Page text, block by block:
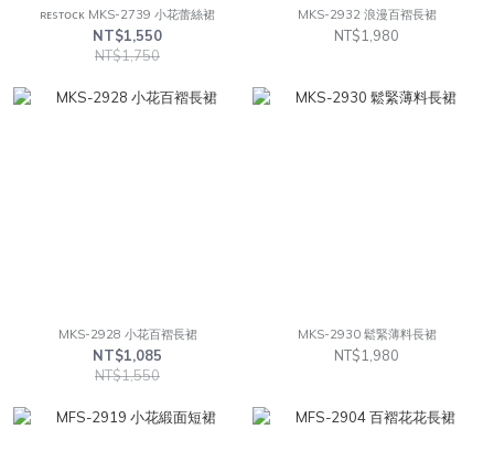
ʀᴇsᴛᴏᴄᴋ MKS-2739 小花蕾絲裙
NT$1,550
NT$1,750
MKS-2932 浪漫百褶長裙
NT$1,980
MKS-2928 小花百褶長裙
NT$1,085
NT$1,550
MKS-2930 鬆緊薄料長裙
NT$1,980